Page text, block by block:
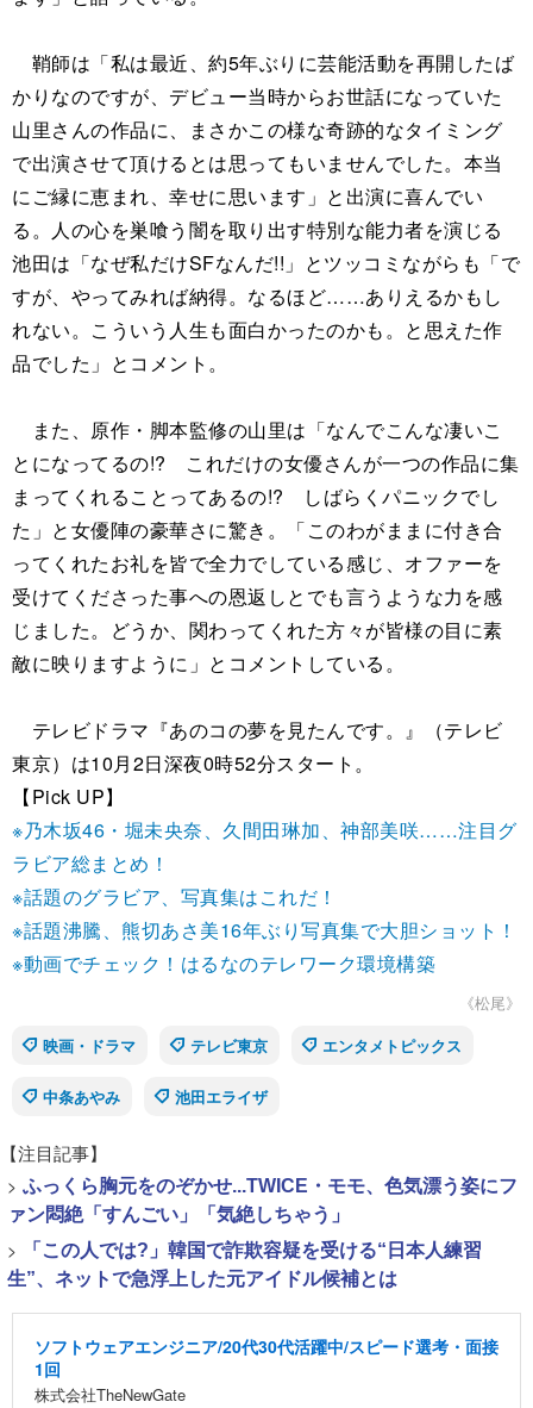
鞘師は「私は最近、約5年ぶりに芸能活動を再開したば
かりなのですが、デビュー当時からお世話になっていた
山里さんの作品に、まさかこの様な奇跡的なタイミング
で出演させて頂けるとは思ってもいませんでした。本当
にご縁に恵まれ、幸せに思います」と出演に喜んでい
る。人の心を巣喰う闇を取り出す特別な能力者を演じる
池田は「なぜ私だけSFなんだ!!」とツッコミながらも「で
すが、やってみれば納得。なるほど……ありえるかもし
れない。こういう人生も面白かったのかも。と思えた作
品でした」とコメント。
また、原作・脚本監修の山里は「なんでこんな凄いこ
とになってるの!? これだけの女優さんが一つの作品に集
まってくれることってあるの!? しばらくパニックでし
た」と女優陣の豪華さに驚き。「このわがままに付き合
ってくれたお礼を皆で全力でしている感じ、オファーを
受けてくださった事への恩返しとでも言うような力を感
じました。どうか、関わってくれた方々が皆様の目に素
敵に映りますように」とコメントしている。
テレビドラマ『あのコの夢を見たんです。』（テレビ
東京）は10月2日深夜0時52分スタート。
【Pick UP】
※乃木坂46・堀未央奈、久間田琳加、神部美咲……注目グ
ラビア総まとめ！
※話題のグラビア、写真集はこれだ！
※話題沸騰、熊切あさ美16年ぶり写真集で大胆ショット！
※動画でチェック！はるなのテレワーク環境構築
《松尾》
映画・ドラマ
テレビ東京 エンタメトピックス
中条あやみ 池田エライザ
【注目記事】
> ふっくら胸元をのぞかせ...TWICE・モモ、色気漂う姿にフ
ァン悶絶「すんごい」「気絶しちゃう」
>
「この人では?」韓国で詐欺容疑を受ける“日本人練習
生”、ネットで急浮上した元アイドル候補とは
ソフトウェアエンジニア/20代30代活躍中/スピード選考・面接
1回
株式会社TheNewGate